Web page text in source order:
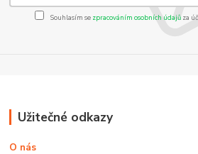
Souhlasím se zpracováním osobních údajůza
Užitečné odkazy
O nás